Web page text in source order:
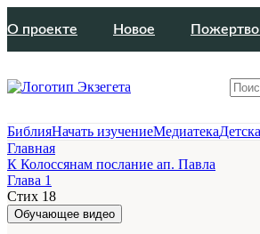
О проекте Новое
БиблияНачать изучениеМедиатека
Главная
К Колоссянам послание ап. Павла
Глава 1
Стих 18
Обучающее видео